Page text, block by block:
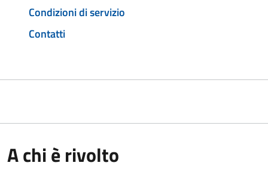
Condizioni di servizio
Contatti
A chi è rivolto